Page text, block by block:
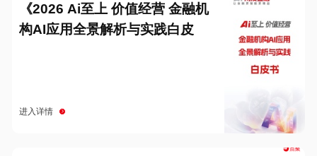
《2026 Ai至上 价值经营 金融机
构AI应用全景解析与实践白皮
进入详情